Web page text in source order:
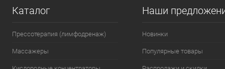
Каталог
Прессотерапия (лимфодренаж)
Массажеры
Наши
Новинки
Популярные товары